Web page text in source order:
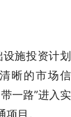
施投资计划
晰的市场信
一路”进入实
目。